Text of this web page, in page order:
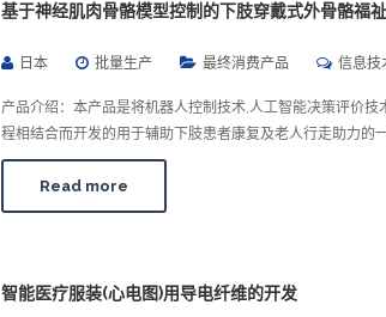
基于神经肌肉骨骼模型控制的下肢穿戴式外骨骼福
日本 批量生产 最终消费产品 信息技
产品介绍：本产品是将机器人控制技术,人工智能决策评价
程相结合而开发的用于辅助下肢患者康复及老人行走助力的
Read more
智能医疗服装(心电图)用导电纤维的开发